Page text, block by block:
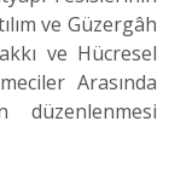
ve Güzergâh
ve Hücresel
Arasında
düzenlenmesi